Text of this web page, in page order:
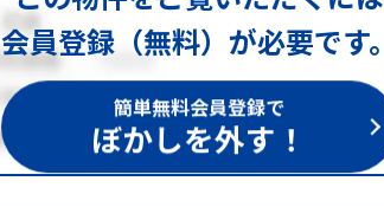
会員登録（無料）が必要です。
簡単無料会員登録で
ぼかしを外す！